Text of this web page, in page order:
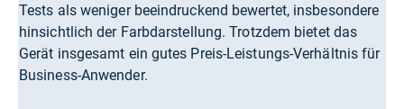
Tests als weniger beeindruckend bewertet, insbesondere
hinsichtlich der Farbdarstellung. Trotzdem bietet das
Gerät insgesamt ein gutes Preis-Leistungs-Verhältnis für
Business-Anwender.